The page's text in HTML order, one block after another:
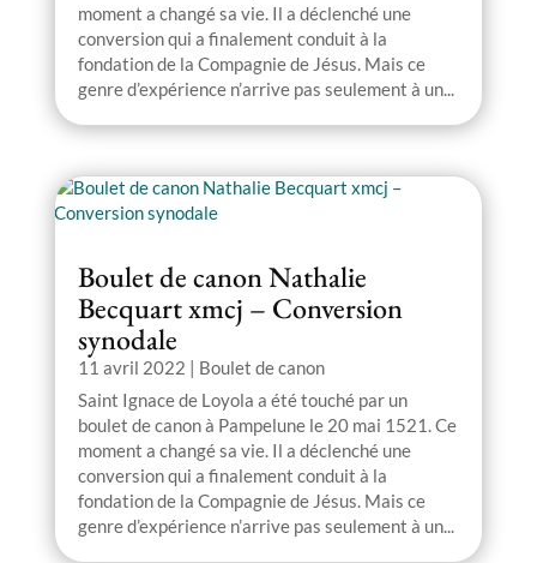
moment a changé sa vie. Il a déclenché une
conversion qui a finalement conduit à la
fondation de la Compagnie de Jésus. Mais ce
genre d’expérience n’arrive pas seulement à un...
Boulet de canon Nathalie
Becquart xmcj – Conversion
synodale
11 avril 2022 | Boulet de canon
Saint Ignace de Loyola a été touché par un
boulet de canon à Pampelune le 20 mai 1521. Ce
moment a changé sa vie. Il a déclenché une
conversion qui a finalement conduit à la
fondation de la Compagnie de Jésus. Mais ce
genre d’expérience n’arrive pas seulement à un...